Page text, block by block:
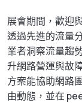
展會期間，歡迎
透過先進的流量
業者洞察流量趨
升網路營運與故
方案能協助網路
由動態，並在